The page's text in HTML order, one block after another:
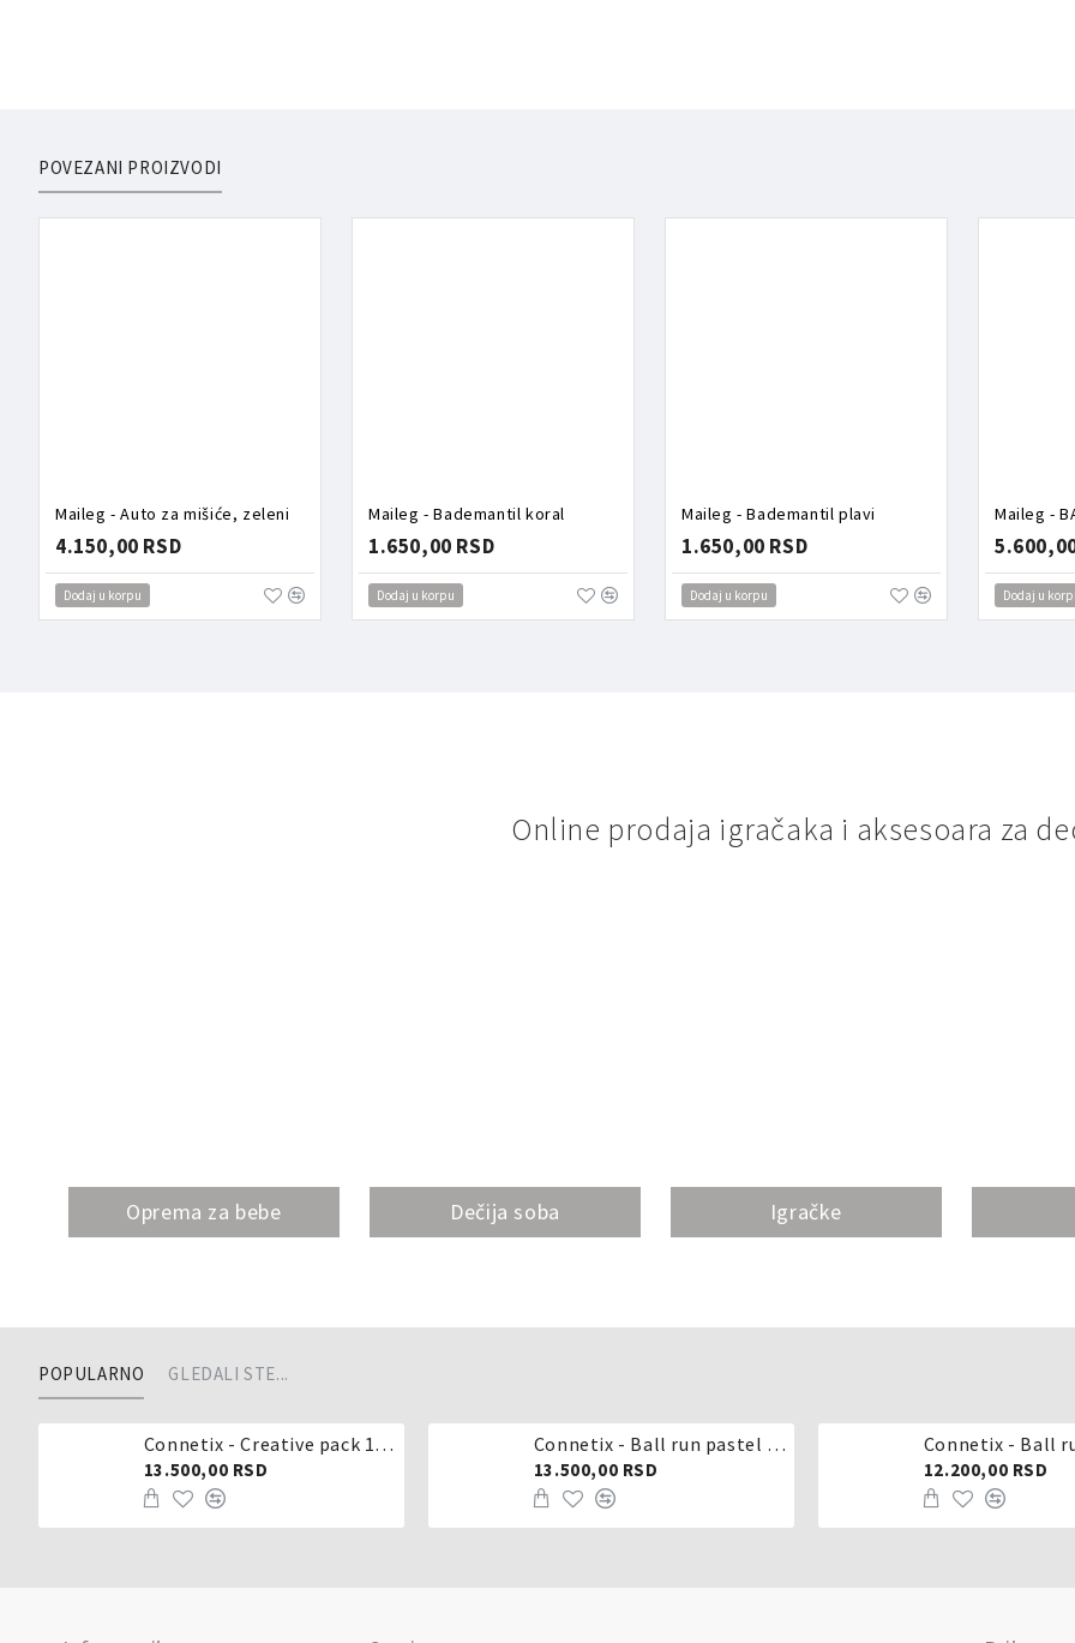
POVEZANI PROIZVODI
Maileg - Auto za mišiće, zeleni
4.150,00 RSD
Dodaj u korpu
Maileg - Bademantil koral
1.650,00 RSD
Dodaj u korpu
Maileg - Bademantil plavi
1.650,00 RSD
Dodaj u korpu
Maileg -
Dodaj u
Online prodaja igračaka i aksesoara za
Oprema za bebe Dečija soba Igračke
POPULARNO GLEDALI STE...
Connetix - Creative pack 102 dela
13.500,00 RSD
Connetix - Ball run pastel 106 delova
13.500,00 RSD
Connetix - Ball
12.200,00 RSD